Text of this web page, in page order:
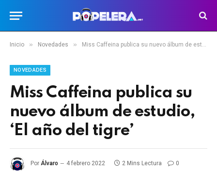
Inicio » Novedades » Miss Caffeina publica su nuevo álbum de estudio, ‘El año del tigre’
NOVEDADES
Miss Caffeina publica su
nuevo álbum de estudio,
‘El año del tigre’
Por Álvaro 4 febrero 2022 2 Mins Lectura 0